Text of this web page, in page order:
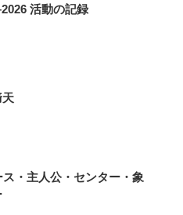
活動の記録
天
ス・主人公・センター・象